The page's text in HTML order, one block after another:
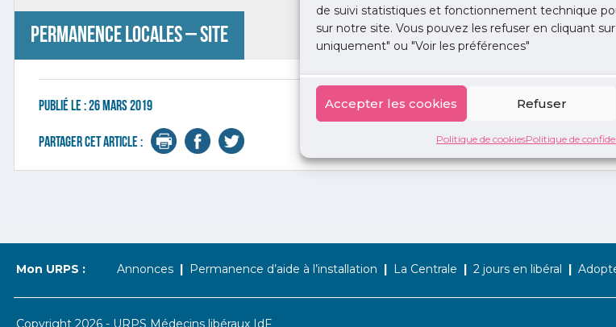
de suivi statistiques et fonctionnement technique
sur notre site. Vous pouvez les refuser en cliquant
uniquement" ou "Voir les préférences"
Accepter les cookies Refuser
Politique de cookiesPolitique de
Permanence locales – site
Publié le :26 mars 2019
Partager cet article :
Mon URPS : Annonces Permanence d’aide à l’installation La Centrale 2 jours en libéral
Copyright 2026 - URPS Médecins libéraux IdF